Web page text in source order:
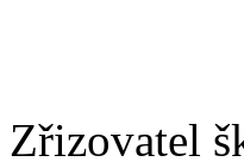
Zřizovatel